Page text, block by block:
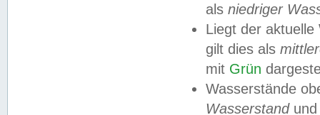
als niedriger
Liegt der
gilt dies als
mit Grün
Wasserstände
Wasserstandund